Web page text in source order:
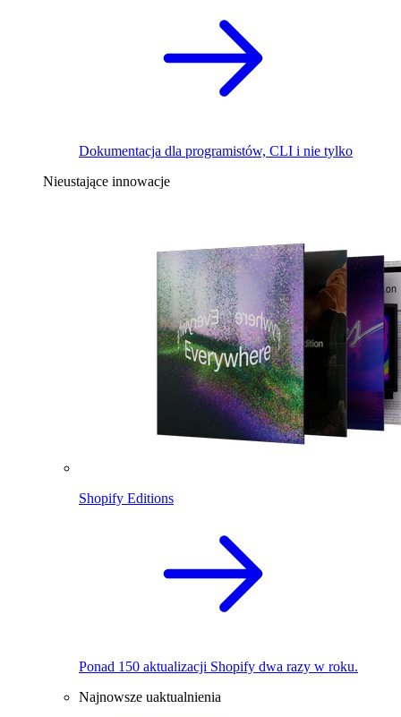
Dokumentacja dla programistów, CLI i nie tylko
Nieustające innowacje
Shopify Editions
Ponad 150 aktualizacji Shopify dwa razy w roku.
Najnowsze uaktualnienia